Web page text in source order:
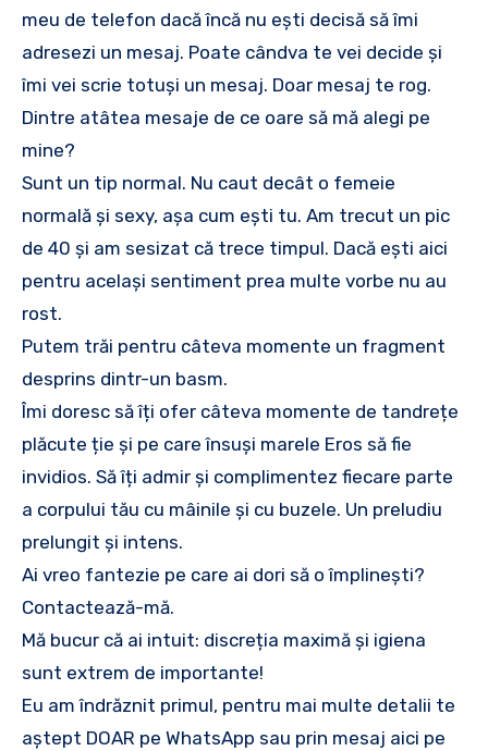
meu de telefon dacă încă nu ești decisă să îmi
adresezi un mesaj. Poate cândva te vei decide și
îmi vei scrie totuși un mesaj. Doar mesaj te rog.
Dintre atâtea mesaje de ce oare să mă alegi pe
mine?
Sunt un tip normal. Nu caut decât o femeie
normală și sexy, așa cum ești tu. Am trecut un pic
de 40 și am sesizat că trece timpul. Dacă ești aici
pentru același sentiment prea multe vorbe nu au
rost.
Putem trăi pentru câteva momente un fragment
desprins dintr-un basm.
Îmi doresc să îți ofer câteva momente de tandrețe
plăcute ție și pe care însuși marele Eros să fie
invidios. Să îți admir și complimentez fiecare parte
a corpului tău cu mâinile și cu buzele. Un preludiu
prelungit și intens.
Ai vreo fantezie pe care ai dori să o împlinești?
Contactează-mă.
Mă bucur că ai intuit: discreția maximă și igiena
sunt extrem de importante!
Eu am îndrăznit primul, pentru mai multe detalii te
aștept DOAR pe WhatsApp sau prin mesaj aici pe